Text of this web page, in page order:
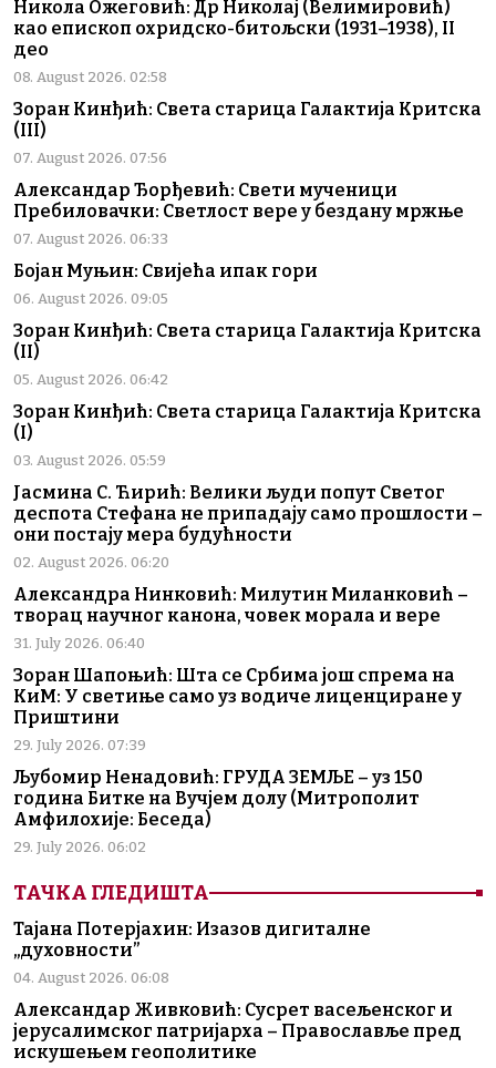
Никола Ожеговић: Др Николај (Велимировић)
као епископ охридско-битољски (1931–1938), II
део
08. August 2026. 02:58
Зоран Кинђић: Света старица Галактија Критска
(III)
07. August 2026. 07:56
Александар Ђорђевић: Свети мученици
Пребиловачки: Светлост вере у бездану мржње
07. August 2026. 06:33
Бојан Муњин: Свијећа ипак гори
06. August 2026. 09:05
Зоран Кинђић: Света старица Галактија Критска
(II)
05. August 2026. 06:42
Зоран Кинђић: Света старица Галактија Критска
(I)
03. August 2026. 05:59
Јасмина С. Ћирић: Велики људи попут Светог
деспота Стефана не припадају само прошлости –
они постају мера будућности
02. August 2026. 06:20
Александра Нинковић: Милутин Миланковић –
творац научног канона, човек морала и вере
31. July 2026. 06:40
Зоран Шапоњић: Шта се Србима још спрема на
КиМ: У светиње само уз водиче лиценциране у
Приштини
29. July 2026. 07:39
Љубомир Ненадовић: ГРУДА ЗЕМЉЕ – уз 150
година Битке на Вучјем долу (Митрополит
Амфилохије: Беседа)
29. July 2026. 06:02
ТАЧКА ГЛЕДИШТА
Тајана Потерјахин: Изазов дигиталне
„духовности”
04. August 2026. 06:08
Александар Живковић: Сусрет васељенског и
јерусалимског патријарха – Православље пред
искушењем геополитике